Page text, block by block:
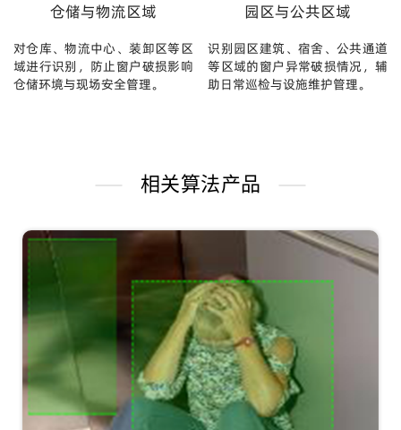
仓储与物流区域
对仓库、物流中心、装卸区等区
域进行识别，防止窗户破损影响
仓储环境与现场安全管理。
园区与公共区域
识别园区建筑、宿舍、公共通道
等区域的窗户异常破损情况，辅
助日常巡检与设施维护管理。
相关算法产品